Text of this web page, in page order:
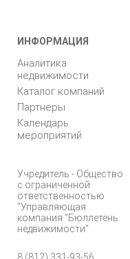
ИНФОРМАЦИЯ
Аналитика
недвижимости
Каталог компаний
Партнеры
Календарь
мероприятий
Учредитель - Общество
с ограниченной
ответственностью
"Управляющая
компания "Бюллетень
недвижимости"